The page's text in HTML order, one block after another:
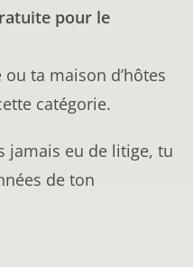
pour le
ta maison d’hôtes
catégorie.
jamais eu de litige, tu
de ton